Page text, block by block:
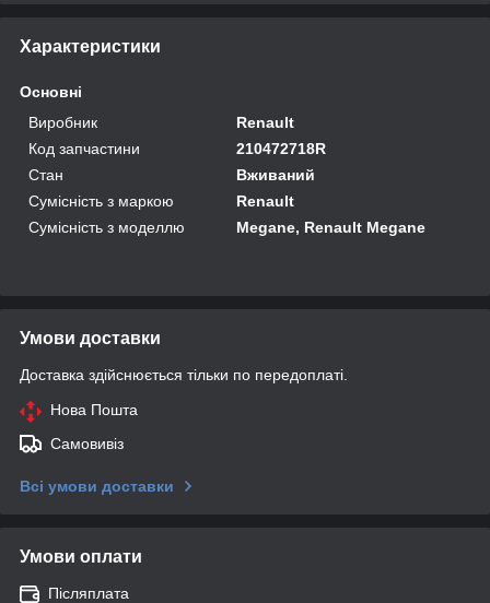
Характеристики
Основні
Виробник
Renault
Код запчастини
210472718R
Стан
Вживаний
Сумісність з маркою
Renault
Сумісність з моделлю
Megane, Renault Megane
Умови доставки
Доставка здійснюється тільки по передоплаті.
Нова Пошта
Самовивіз
Всі умови доставки
Умови оплати
Післяплата